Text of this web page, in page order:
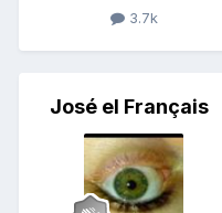
3.7k
José el Français